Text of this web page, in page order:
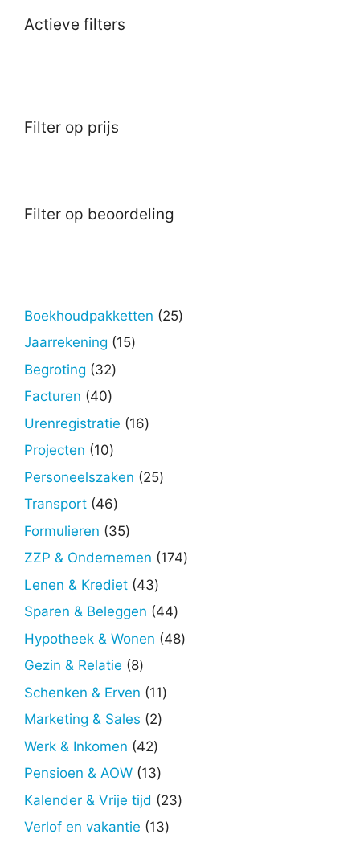
Actieve filters
Filter op prijs
Filter op beoordeling
Boekhoudpakketten 2525
Jaarrekening 1515
Begroting 3232
Facturen 4040
producten
Urenregistratie 1616
Projecten 1010
producten
Personeelszaken 2525
Transport 4646
producten
Formulieren 3535
producten
ZZP & Ondernemen 174174
Lenen & Krediet 4343
producten
Sparen & Beleggen 4444
producten
Hypotheek & Wonen 4848
Gezin & Relatie 88
producten
Schenken & Erven 1111
Marketing & Sales 22
Werk & Inkomen 4242
producten
Pensioen & AOW 1313
producten
Kalender & Vrije tijd 2323
Verlof en vakantie 1313